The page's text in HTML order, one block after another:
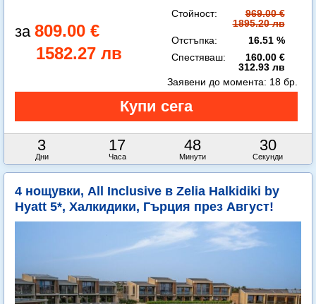
809.00 €
1582.27 лв
Стойност:
969.00 €
1895.20 лв
Отстъпка:
16.51 %
Спестяваш:
160.00 €
312.93 лв
3
Дни
17
Часа
48
Минути
27
Секунди
Заявени до момента: 18 бр.
4 нощувки, All Inclusive в Zelia Halkidiki by
Hyatt 5*, Халкидики, Гърция през Август!